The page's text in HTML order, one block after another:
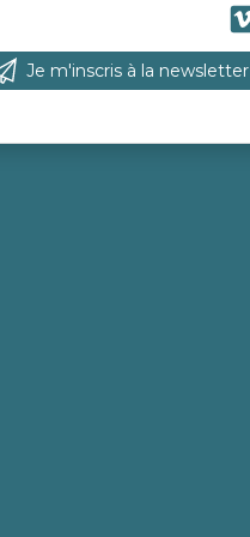
recherche
Je m'inscris à la newsletter